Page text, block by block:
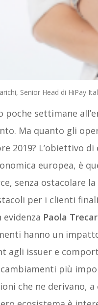
Senior Head di HiPay
poche settimane
Ma quanto gli
2019? L’obiettivo
europea, è
senza ostacolare
per i clienti
Paola
hanno un
agli issuer e
più
che ne derivano,